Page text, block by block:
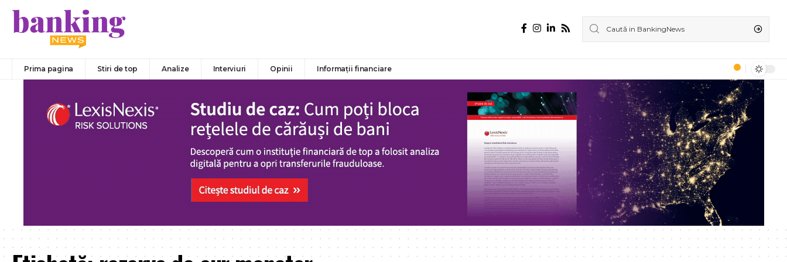
Prima pagina Stiri de top Analize Interviuri Opinii Informații financiare